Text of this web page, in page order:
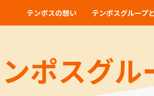
テンポスの想い テンポスグループ
ポスグル